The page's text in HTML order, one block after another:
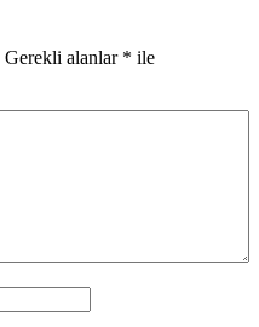
Gerekli alanlar * ile